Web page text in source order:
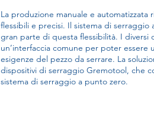
La produzione manuale e
flessibili e precisi. Il sistema di serraggio
gran parte di questa flessibilità. I diversi
un’interfaccia comune per poter essere
esigenze del pezzo da serrare. La
dispositivi di serraggio Gremotool, che
sistema di serraggio a punto zero.